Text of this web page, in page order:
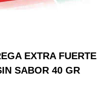
EXTRA FUERTE
SABOR 40 GR